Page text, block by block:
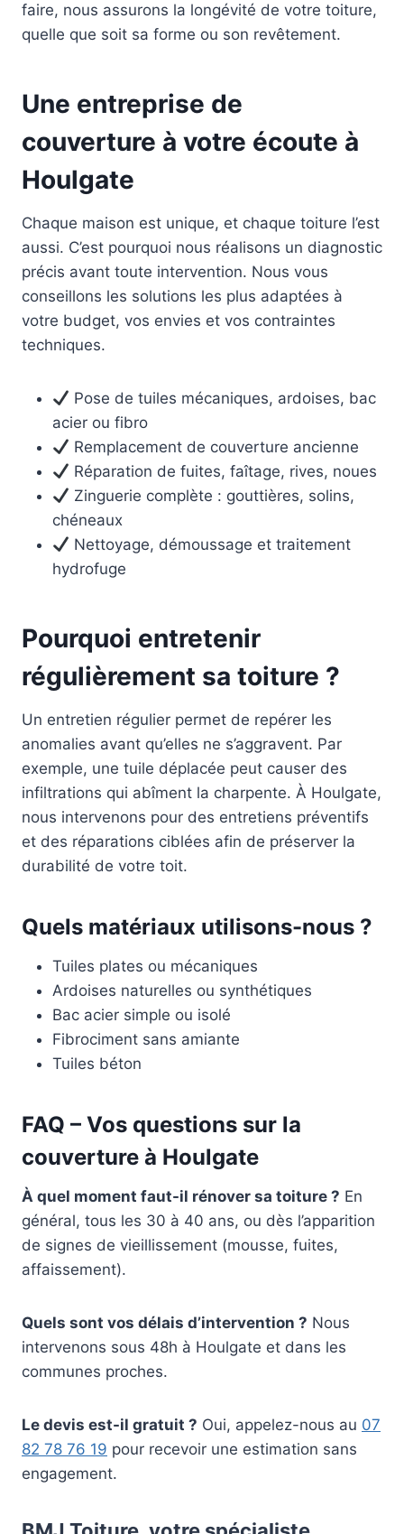
faire, nous assurons la longévité de votre toiture,
quelle que soit sa forme ou son revêtement.
Une entreprise de
couverture à votre écoute à
Houlgate
Chaque maison est unique, et chaque toiture l’est
aussi. C’est pourquoi nous réalisons un diagnostic
précis avant toute intervention. Nous vous
conseillons les solutions les plus adaptées à
votre budget, vos envies et vos contraintes
techniques.
Pose de tuiles mécaniques, ardoises, bac
acier ou fibro
Remplacement de couverture ancienne
Réparation de fuites, faîtage, rives, noues
Zinguerie complète : gouttières, solins,
chéneaux
Nettoyage, démoussage et traitement
hydrofuge
Pourquoi entretenir
régulièrement sa toiture ?
Un entretien régulier permet de repérer les
anomalies avant qu’elles ne s’aggravent. Par
exemple, une tuile déplacée peut causer des
infiltrations qui abîment la charpente. À Houlgate,
nous intervenons pour des entretiens préventifs
et des réparations ciblées afin de préserver la
durabilité de votre toit.
Quels matériaux utilisons-nous ?
Tuiles plates ou mécaniques
Ardoises naturelles ou synthétiques
Bac acier simple ou isolé
Fibrociment sans amiante
Tuiles béton
FAQ – Vos questions sur la
couverture à Houlgate
À quel moment faut-il rénover sa toiture ? En
général, tous les 30 à 40 ans, ou dès l’apparition
de signes de vieillissement (mousse, fuites,
affaissement).
Quels sont vos délais d’intervention ? Nous
intervenons sous 48h à Houlgate et dans les
communes proches.
Le devis est-il gratuit ? Oui, appelez-nous au 07
82 78 76 19 pour recevoir une estimation sans
engagement.